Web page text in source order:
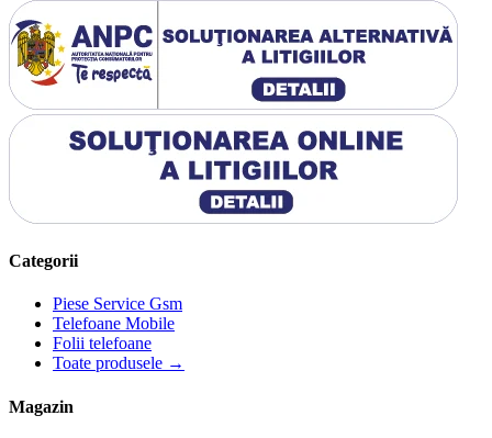
Categorii
Piese Service Gsm
Telefoane Mobile
Folii telefoane
Toate produsele →
Magazin